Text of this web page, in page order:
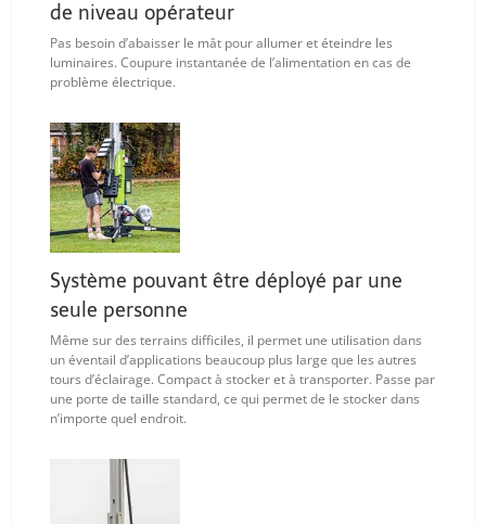
de niveau opérateur
Pas besoin d’abaisser le mât pour allumer et éteindre les
luminaires. Coupure instantanée de l’alimentation en cas de
problème électrique.
Système pouvant être déployé par une
seule personne
Même sur des terrains difficiles, il permet une utilisation dans
un éventail d’applications beaucoup plus large que les autres
tours d’éclairage. Compact à stocker et à transporter. Passe par
une porte de taille standard, ce qui permet de le stocker dans
n’importe quel endroit.